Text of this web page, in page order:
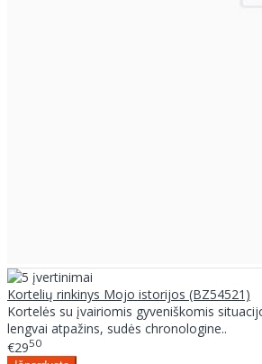
Kortelių rinkinys Mojo istorijos (BZ54521)
Kortelės su įvairiomis gyveniškomis
lengvai atpažins, sudės chronologine..
€2950